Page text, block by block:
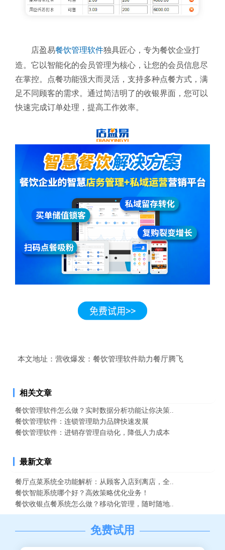
店盈易餐饮管理软件独具匠心，专为餐饮企业打
造。它以智能化的会员管理为核心，让您的会员信息尽
在掌控。点餐功能强大而灵活，支持多种点餐方式，满
足不同顾客的需求。通过简洁明了的收银界面，您可以
快速完成订单处理，提高工作效率。
本文地址： 营收爆发：餐饮管理软件助力餐厅腾飞
相关文章
餐饮管理软件怎么做？实时数据分析功能让你决策..
餐饮管理软件：连锁管理助力品牌快速发展
餐饮管理软件：进销存管理自动化，降低人力成本
最新文章
餐厅点菜系统全功能解析：从顾客入店到离店，全..
餐饮智能系统哪个好？高效策略优化业务！
餐饮收银点餐系统怎么做？移动化管理，随时随地..
免费试用